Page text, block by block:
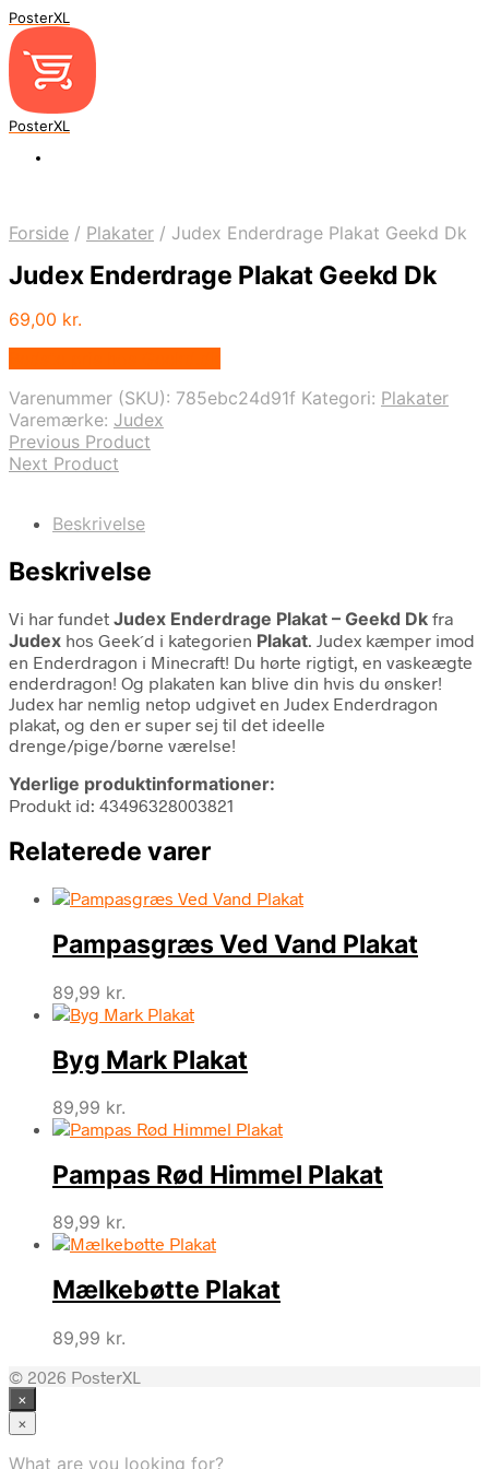
PosterXL
PosterXL
Forside / Plakater / Judex Enderdrage Plakat Geekd Dk
Judex Enderdrage Plakat Geekd Dk
69,00 kr.
Varenummer (SKU): 785ebc24d91f Kategori: Plakater
Varemærke: Judex
Previous Product
Next Product
Beskrivelse
Beskrivelse
Vi har fundet Judex Enderdrage Plakat – Geekd Dk fra
Judex hos Geek´d i kategorien Plakat. Judex kæmper imod
en Enderdragon i Minecraft! Du hørte rigtigt, en vaskeægte
enderdragon! Og plakaten kan blive din hvis du ønsker!
Judex har nemlig netop udgivet en Judex Enderdragon
plakat, og den er super sej til det ideelle
drenge/pige/børne værelse!
Yderlige produktinformationer:
Produkt id: 43496328003821
Relaterede varer
Pampasgræs Ved Vand Plakat
89,99 kr.
Byg Mark Plakat
89,99 kr.
Pampas Rød Himmel Plakat
89,99 kr.
Mælkebøtte Plakat
89,99 kr.
© 2026 PosterXL
×
×
What are you looking for?